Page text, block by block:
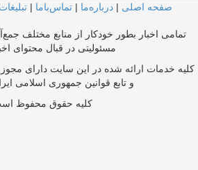
صفحه اصلی | درباره‌ما | تماس‌با‌ما | تبلیغات
تمامی اخبار بطور خودکار از منابع مختلف
مسئولیتی در قبال محتوای
کلیه خدمات ارائه شده در این سایت دارای
و تابع قوانین جمهوری اسلامی
کلیه حقوق محفوظ